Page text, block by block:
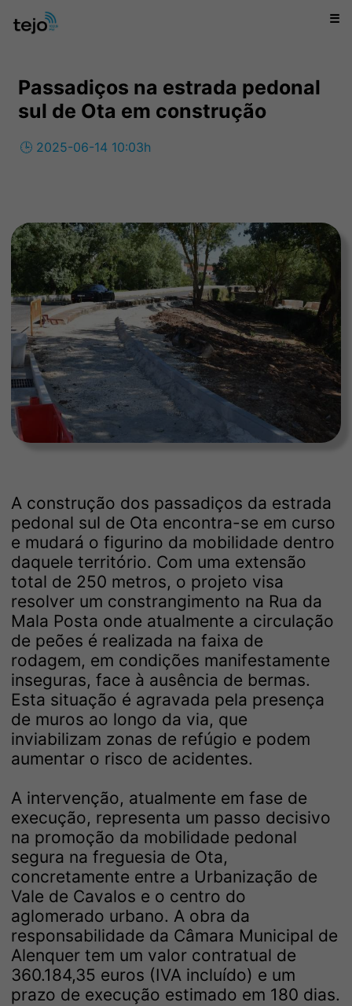
☰
Passadiços na estrada pedonal
sul de Ota em construção
🕒 2025-06-14 10:03h
A construção dos passadiços da estrada
pedonal sul de Ota encontra-se em curso
e mudará o figurino da mobilidade dentro
daquele território. Com uma extensão
total de 250 metros, o projeto visa
resolver um constrangimento na Rua da
Mala Posta onde atualmente a circulação
de peões é realizada na faixa de
rodagem, em condições manifestamente
inseguras, face à ausência de bermas.
Esta situação é agravada pela presença
de muros ao longo da via, que
inviabilizam zonas de refúgio e podem
aumentar o risco de acidentes.
A intervenção, atualmente em fase de
execução, representa um passo decisivo
na promoção da mobilidade pedonal
segura na freguesia de Ota,
concretamente entre a Urbanização de
Vale de Cavalos e o centro do
aglomerado urbano. A obra da
responsabilidade da Câmara Municipal de
Alenquer tem um valor contratual de
360.184,35 euros (IVA incluído) e um
prazo de execução estimado em 180 dias.